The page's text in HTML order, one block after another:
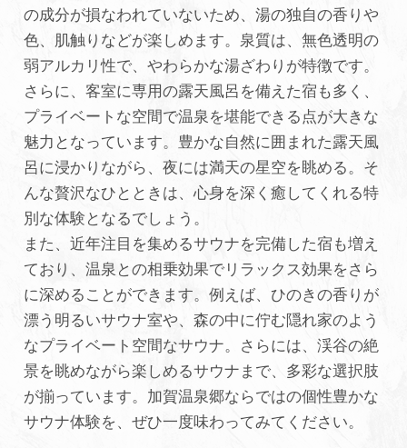
の成分が損なわれていないため、湯の独自の香りや
色、肌触りなどが楽しめます。 泉質は、無色透明の
弱アルカリ性で、やわらかな湯ざわりが特徴です。
さらに、客室に専用の露天風呂を備えた宿も多く、
プライベートな空間で温泉を堪能できる点が大きな
魅力となっています。豊かな自然に囲まれた露天風
呂に浸かりながら、夜には満天の星空を眺める。そ
んな贅沢なひとときは、心身を深く癒してくれる特
別な体験となるでしょう。
また、近年注目を集めるサウナを完備した宿も増え
ており、温泉との相乗効果でリラックス効果をさら
に深めることができます。例えば、ひのきの香りが
漂う明るいサウナ室や、森の中に佇む隠れ家のよう
なプライベート空間なサウナ。さらには、渓谷の絶
景を眺めながら楽しめるサウナまで、多彩な選択肢
が揃っています。加賀温泉郷ならではの個性豊かな
サウナ体験を、ぜひ一度味わってみてください。